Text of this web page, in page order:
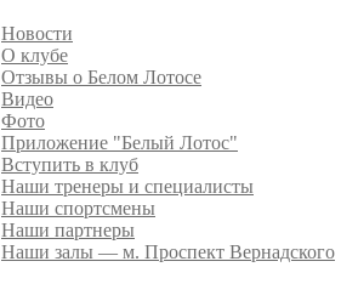
Новости
О клубе
Отзывы о Белом Лотосе
Видео
Фото
Приложение "Белый Лотос"
Вступить в клуб
Наши тренеры и специалисты
Наши спортсмены
Наши партнеры
Наши залы — м. Проспект Вернадского